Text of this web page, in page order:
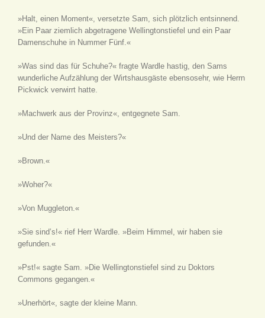
»Halt, einen Moment«, versetzte Sam, sich plötzlich entsinnend.
»Ein Paar ziemlich abgetragene Wellingtonstiefel und ein Paar
Damenschuhe in Nummer Fünf.«
»Was sind das für Schuhe?« fragte Wardle hastig, den Sams
wunderliche Aufzählung der Wirtshausgäste ebensosehr, wie Herrn
Pickwick verwirrt hatte.
»Machwerk aus der Provinz«, entgegnete Sam.
»Und der Name des Meisters?«
»Brown.«
»Woher?«
»Von Muggleton.«
»Sie sind’s!« rief Herr Wardle. »Beim Himmel, wir haben sie
gefunden.«
»Pst!« sagte Sam. »Die Wellingtonstiefel sind zu Doktors
Commons gegangen.«
»Unerhört«, sagte der kleine Mann.